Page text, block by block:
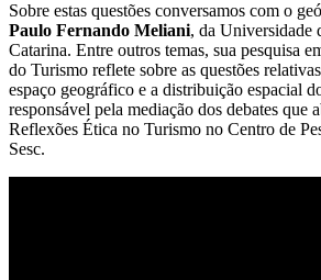
Sobre estas questões conversamos com o
Paulo Fernando Meliani, da Universidade
Catarina. Entre outros temas, sua pesquisa
do Turismo reflete sobre as questões
espaço geográfico e a distribuição espacial
responsável pela mediação dos debates que
Reflexões Ética no Turismo no Centro de
Sesc.